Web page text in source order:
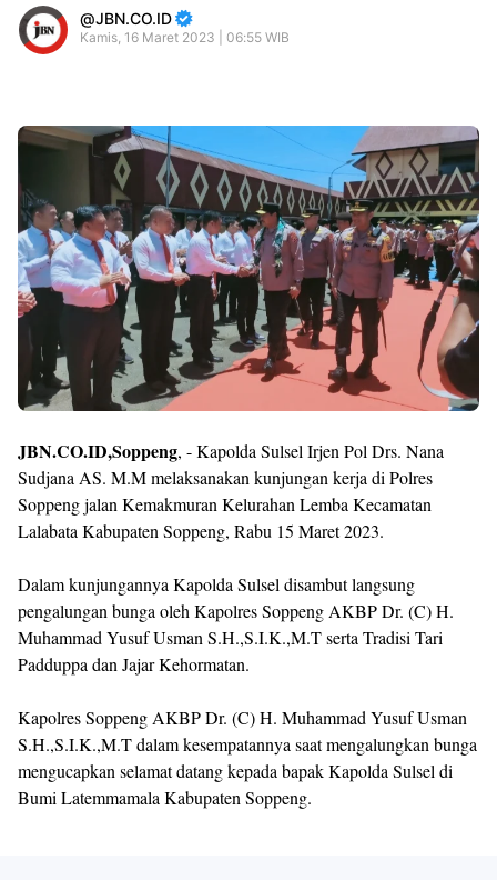
JBN.CO.ID
Kamis, 16 Maret 2023 | 06:55 WIB
JBN.CO.ID,Soppeng, - Kapolda Sulsel Irjen Pol Drs. Nana
Sudjana AS. M.M melaksanakan kunjungan kerja di Polres
Soppeng jalan Kemakmuran Kelurahan Lemba Kecamatan
Lalabata Kabupaten Soppeng, Rabu 15 Maret 2023.
Dalam kunjungannya Kapolda Sulsel disambut langsung
pengalungan bunga oleh Kapolres Soppeng AKBP Dr. (C) H.
Muhammad Yusuf Usman S.H.,S.I.K.,M.T serta Tradisi Tari
Padduppa dan Jajar Kehormatan.
Kapolres Soppeng AKBP Dr. (C) H. Muhammad Yusuf Usman
S.H.,S.I.K.,M.T dalam kesempatannya saat mengalungkan bunga
mengucapkan selamat datang kepada bapak Kapolda Sulsel di
Bumi Latemmamala Kabupaten Soppeng.